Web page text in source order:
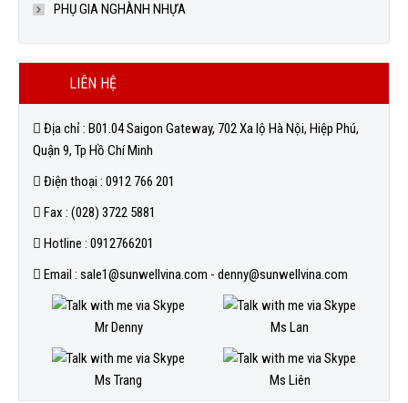
PHỤ GIA NGHÀNH NHỰA
LIÊN HỆ
Địa chỉ : B01.04 Saigon Gateway, 702 Xa lộ Hà Nội, Hiệp Phú,
Quận 9, Tp Hồ Chí Minh
Điện thoại : 0912 766 201
Fax : (028) 3722 5881
Hotline : 0912766201
Email : sale1@sunwellvina.com - denny@sunwellvina.com
Mr Denny Ms Lan
Ms Trang Ms Liên